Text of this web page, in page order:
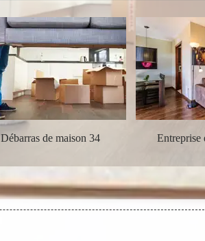
Débarras de maison 34 Entreprise